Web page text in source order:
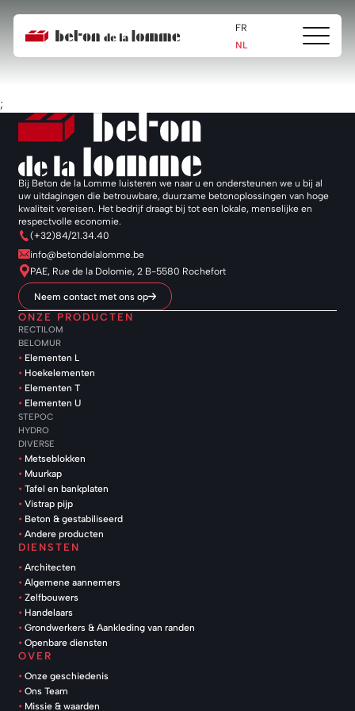
Beton
de
FR
NL
Ouvrir/
;
Bij Beton de la Lomme luisteren we naar u en ondersteunen we u bij al
uw uitdagingen die betrouwbare, duurzame betonoplossingen van hoge
kwaliteit vereisen. Het bedrijf draagt bij tot een lokale, menselijke en
respectvolle economie.
(+32)84/21.34.40
info@betondelalomme.be
PAE, Rue de la Dolomie, 2 B-5580 Rochefort
Neem contact met ons op
ONZE PRODUCTEN
RECTILOM
BELOMUR
Elementen L
Hoekelementen
Elementen T
Elementen U
STEPOC
HYDRO
DIVERSE
Metseblokken
Muurkap
Tafel en bankplaten
Vistrap pijp
Beton & gestabiliseerd
Andere producten
DIENSTEN
Architecten
Algemene aannemers
Zelfbouwers
Handelaars
Grondwerkers & Aankleding van randen
Openbare diensten
OVER
Onze geschiedenis
Ons Team
Missie & waarden